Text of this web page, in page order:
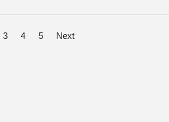
3 4 5 Next